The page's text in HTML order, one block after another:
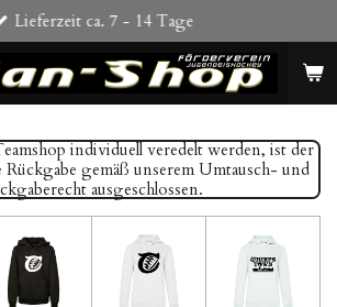
Lieferzeit ca. 7 - 14 Tage
individuell veredelt werden, ist der
gemäß unserem Umtausch- und
ausgeschlossen.